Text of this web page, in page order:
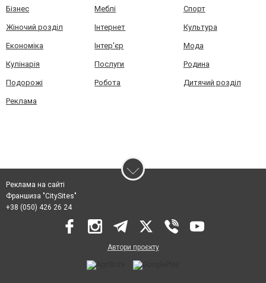
Бізнес Меблі Спорт
Жіночий розділ Інтернет Культура
Економіка Інтер'єр Мода
Кулінарія Послуги Родина
Подорожі Робота Дитячий розділ
Реклама
Реклама на сайті
Франшиза "CitySites"
+38 (050) 426 26 24
Автори проєкту